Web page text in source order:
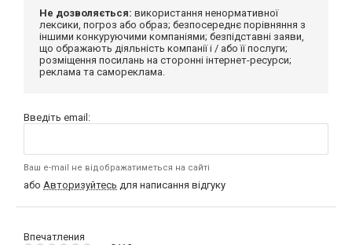
Не дозволяється: використання ненормативної
лексики, погроз або образ; безпосереднє порівняння з
іншими конкуруючими компаніями; безпідставні заяви,
що ображають діяльність компанії і / або її послуги;
розміщення посилань на сторонні інтернет-ресурси;
реклама та самореклама.
Введіть email:
Ваш e-mail не відображатиметься на сайті
або Авторизуйтесь для написання відгуку
Впечатления